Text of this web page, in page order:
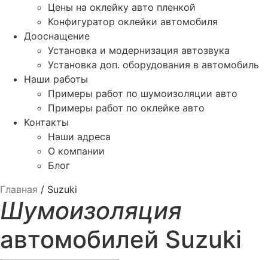
Цены на оклейку авто пленкой
Конфигуратор оклейки автомобиля
Дооснащение
Установка и модернизация автозвука
Установка доп. оборудования в автомобиль
Наши работы
Примеры работ по шумоизоляции авто
Примеры работ по оклейке авто
Контакты
Наши адреса
О компании
Блог
Главная / Suzuki
Шумоизоляция
автомобилей Suzuki